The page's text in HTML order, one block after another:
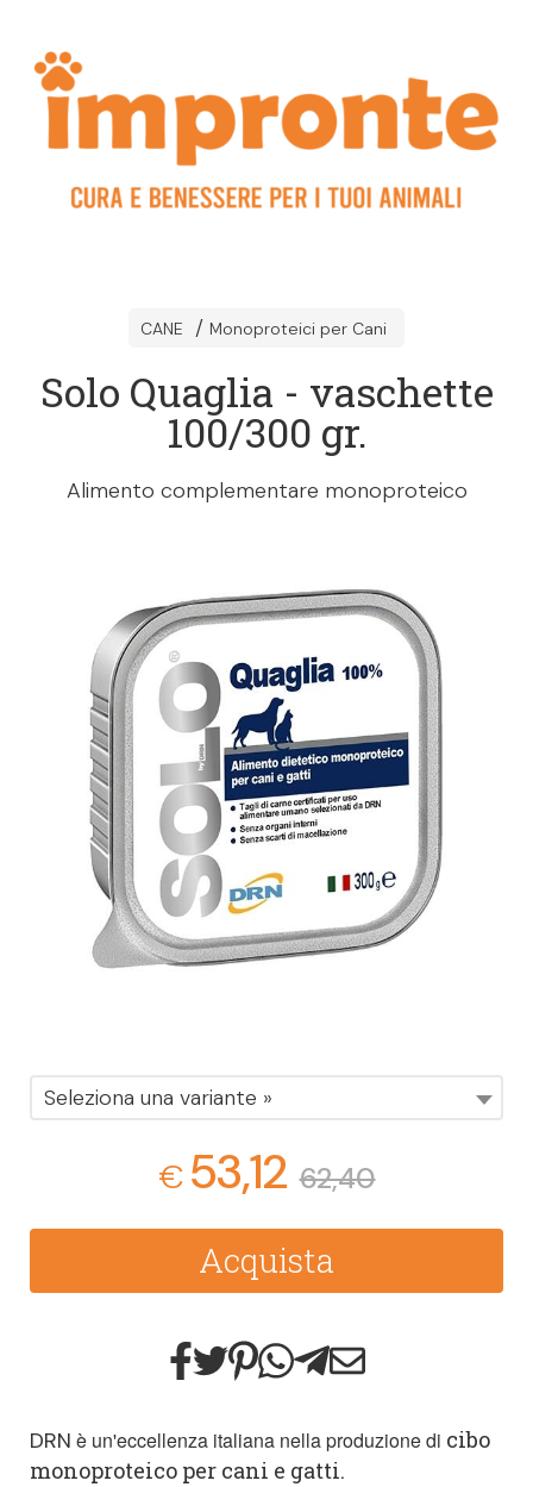
CANE Monoproteici per Cani
Solo Quaglia - vaschette
100/300 gr.
Alimento complementare monoproteico
Seleziona una variante »
€53,12 62,40
Acquista
DRN è un'eccellenza italiana nella produzione di cibo
monoproteico per cani e gatti.